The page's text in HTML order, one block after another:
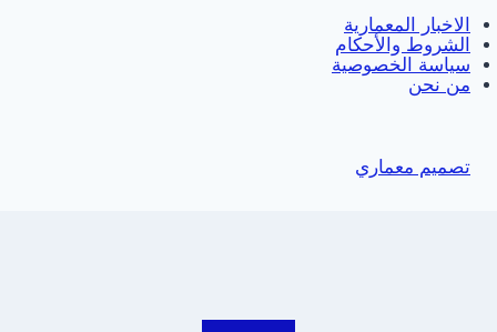
الاخبار المعمارية
الشروط والأحكام
سياسة الخصوصية
من نحن
تصميم معماري